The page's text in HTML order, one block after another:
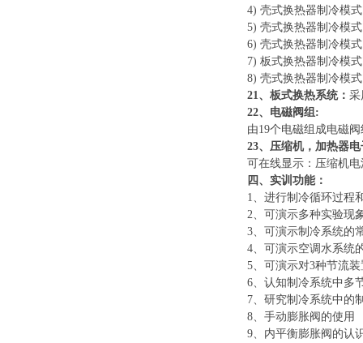
4) 壳式换热器制冷模
5) 壳式换热器制冷模
6) 壳式换热器制冷模
7) 板式换热器制冷模
8) 壳式换热器制冷模
21、板式换热系统： 采
22、电磁阀组:
由19个电磁组成电磁
23、压缩机，加热器
可在线显示：压缩机
四、实训功能：
1、进行制冷循环过程
2、可演示多种实验现
3、可演示制冷系统的
4、可演示空调水系统
5、可演示对3种节流
6、认知制冷系统中多
7、研究制冷系统中的
8、手动膨胀阀的使用
9、内平衡膨胀阀的认